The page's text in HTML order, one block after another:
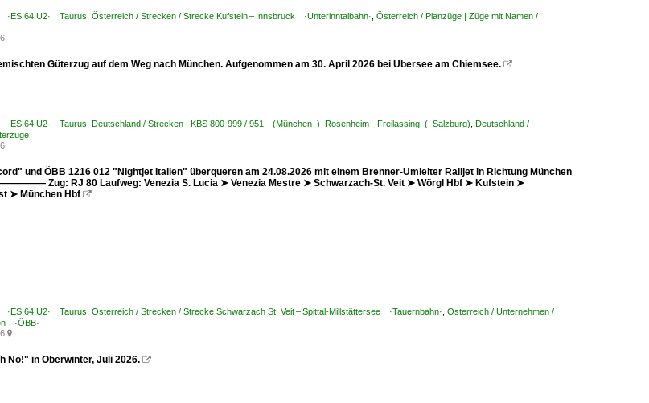
·ES 64 U2· Taurus Österreich / Strecken / Strecke Kufstein – Innsbruck ·Unterinntalbahn· Österreich / Planzüge | Züge mit Namen /
Güterzug auf dem Weg nach München. Aufgenommen am 30. April 2026 bei Übersee am Chiemsee. 
·ES 64 U2· Taurus Deutschland / Strecken | KBS 800-999 / 951 (München–) Rosenheim – Freilassing (–Salzburg) Deutschland /
und ÖBB 1216 012 "Nightjet Italien" überqueren am 24.08.2026 mit einem Brenner-Umleiter Railjet in Richtung München
Zug: RJ 80 Laufweg: Venezia S. Lucia ➤ Venezia Mestre ➤ Schwarzach-St. Veit ➤ Wörgl Hbf ➤ Kufstein ➤
➤ München Hbf 
·ES 64 U2· Taurus Österreich / Strecken / Strecke Schwarzach St. Veit – Spittal-Millstättersee ·Tauernbahn· Österreich / Unternehmen /
·ÖBB·

Nö!" in Oberwinter, Juli 2026. 